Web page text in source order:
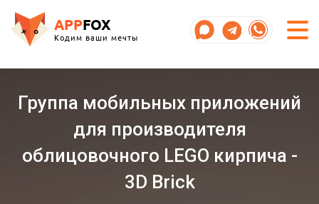
APPFOX
Кодим ваши мечты
Группа мобильных приложений
для производителя
облицовочного LEGO кирпича -
3D Brick